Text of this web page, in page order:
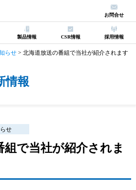
製品情報 CSR情報 採用情報
お問合せ
らせ > 北海道放送の番組で当社が紹介されます
情報
せ
組で当社が紹介されま